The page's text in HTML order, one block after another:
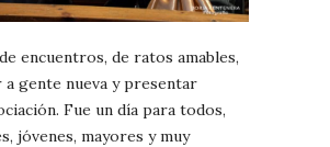
encuentros, de ratos amables,
a gente nueva y presentar
Fue un día para todos,
jóvenes, mayores y muy